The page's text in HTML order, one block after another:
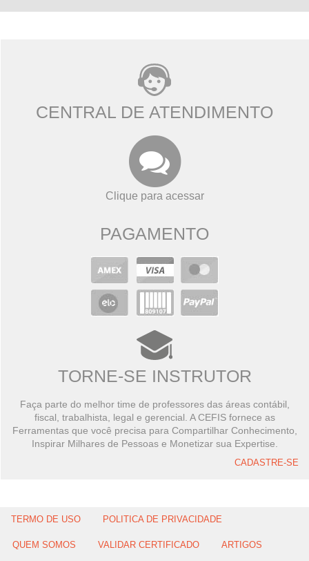
CENTRAL DE ATENDIMENTO
Clique para acessar
PAGAMENTO
TORNE-SE INSTRUTOR
Faça parte do melhor time de professores das áreas contábil,
fiscal, trabalhista, legal e gerencial. A CEFIS fornece as
Ferramentas que você precisa para Compartilhar Conhecimento,
Inspirar Milhares de Pessoas e Monetizar sua Expertise.
CADASTRE-SE
TERMO DE USO POLITICA DE PRIVACIDADE
QUEM SOMOS VALIDAR CERTIFICADO ARTIGOS